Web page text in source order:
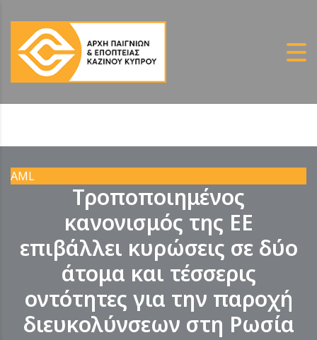
AML
Τροποποιημένος
κανονισμός της ΕΕ
επιβάλλει κυρώσεις σε δύο
άτομα και τέσσερις
οντότητες για την παροχή
διευκολύνσεων στη Ρωσία